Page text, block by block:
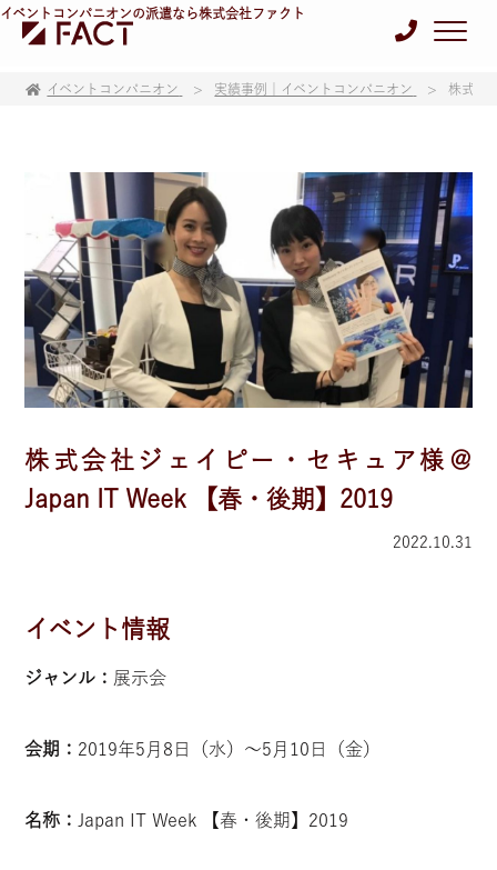
イベントコンパニオンの派遣なら株式会社ファクト
イベントコンパニオン 実績事例｜イベントコンパニオン 株式会
株式会社ジェイピー・セキュア様＠
Japan IT Week 【春・後期】2019
2022.10.31
イベント情報
ジャンル： 展示会
会期： 2019年5月8日（水）〜5月10日（金）
名称： Japan IT Week 【春・後期】2019